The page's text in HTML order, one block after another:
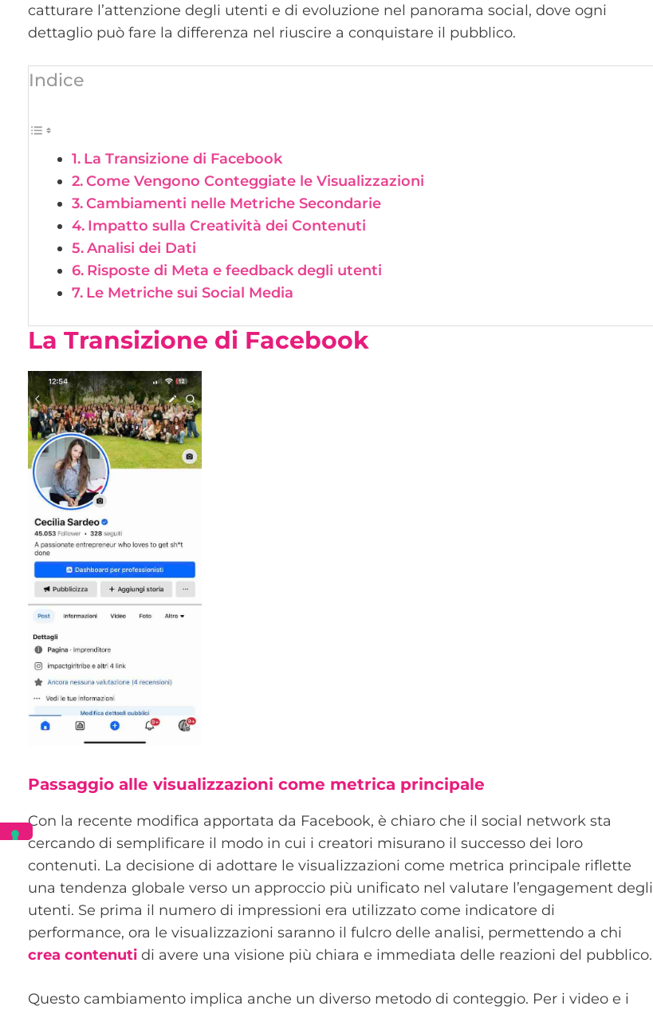
catturare l’attenzione degli utenti e di evoluzione nel panorama social, dove ogni
dettaglio può fare la differenza nel riuscire a conquistare il pubblico.
Indice
La Transizione di Facebook
Come Vengono Conteggiate le Visualizzazioni
Cambiamenti nelle Metriche Secondarie
Impatto sulla Creatività dei Contenuti
Analisi dei Dati
Risposte di Meta e feedback degli utenti
Le Metriche sui Social Media
La Transizione di Facebook
Passaggio alle visualizzazioni come metrica principale
Con la recente modifica apportata da Facebook, è chiaro che il social network sta
cercando di semplificare il modo in cui i creatori misurano il successo dei loro
contenuti. La decisione di adottare le visualizzazioni come metrica principale riflette
una tendenza globale verso un approccio più unificato nel valutare l’engagement degli
utenti. Se prima il numero di impressioni era utilizzato come indicatore di
performance, ora le visualizzazioni saranno il fulcro delle analisi, permettendo a chi
crea contenuti di avere una visione più chiara e immediata delle reazioni del pubblico.
Questo cambiamento implica anche un diverso metodo di conteggio. Per i video e i